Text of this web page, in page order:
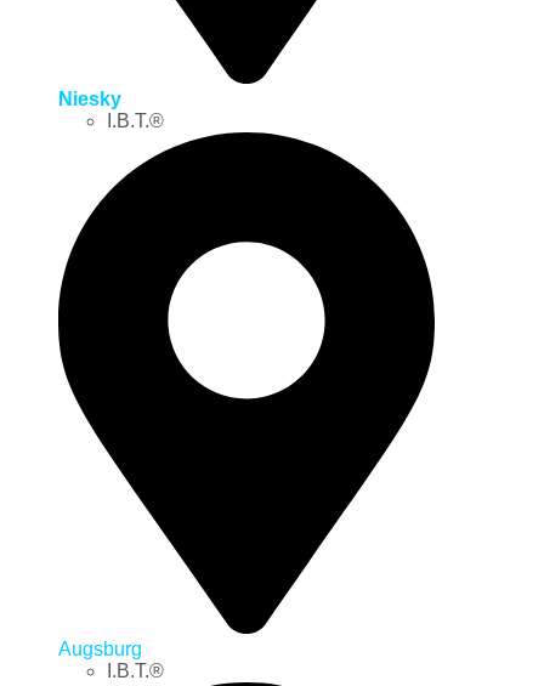
Niesky
I.B.T.®
Augsburg
I.B.T.®